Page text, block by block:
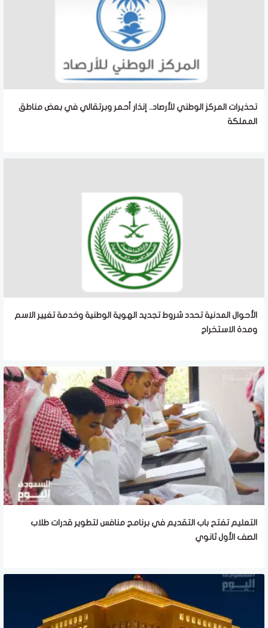
تحذيرات المركز الوطني للأرصاد.. إنذار أحمر وبرتقالي في بعض مناطق
المملكة
الأحوال المدنية تحدد شروط تجديد الهوية الوطنية وخدمة تغيير الاسم
ومدة الاستخراج
التعليم تفتح باب التقديم في برنامج منافس لتطوير قدرات طلاب
الصف الأول ثانوي